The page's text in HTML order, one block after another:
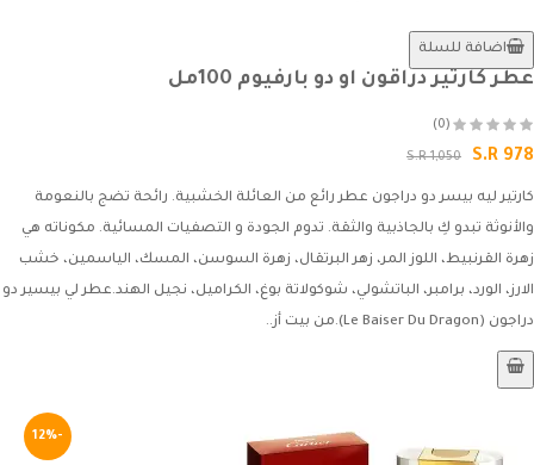
اضافة للسلة
عطر كارتير دراقون او دو بارفيوم 100مل
(0)
S.R 978
S.R 1,050
كارتير ليه بيسر دو دراجون عطر رائع من العائلة الخشبية. رائحة تضج بالنعومة
والأنوثة تبدو كِ بالجاذبية والثقة. تدوم الجودة و التصفيات المسائية. مكوناته هي
زهرة القرنبيط، اللوز المر، زهر البرتقال، زهرة السوسن، المسك، الياسمين، خشب
الارز، الورد، برامبر، الباتشولي، شوكولاتة بوغ، الكراميل، نجيل الهند.عطر لي بيسير دو
دراجون (Le Baiser Du Dragon).من بيت أز..
-12%